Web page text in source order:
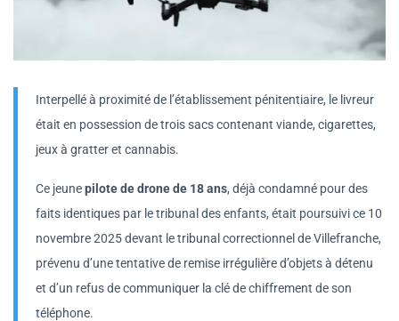
Interpellé à proximité de l’établissement pénitentiaire, le livreur
était en possession de trois sacs contenant viande, cigarettes,
jeux à gratter et cannabis.
Ce jeunepilote de drone de 18 ans, déjà condamné pour des
faits identiques par le tribunal des enfants, était poursuivi ce 10
novembre 2025 devant le tribunal correctionnel de Villefranche,
prévenu d’une tentative de remise irrégulière d’objets à détenu
et d’un refus de communiquer la clé de chiffrement de son
téléphone.